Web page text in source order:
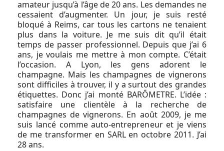
amateur jusqu’à l’âge de 20 ans. Les demandes ne
cessaient d’augmenter. Un jour, je suis resté
bloqué à Reims, car tous les cartons ne tenaient
plus dans la voiture. Je me suis dit qu’il était
temps de passer professionnel. Depuis que j’ai 6
ans, je voulais me mettre à mon compte. C’était
l’occasion. A Lyon, les gens adorent le
champagne. Mais les champagnes de vignerons
sont difficiles à trouver, il y a surtout des grandes
étiquettes. Donc j’ai monté BARÔMETRE. L’idée :
satisfaire une clientèle à la recherche de
champagnes de vignerons. En août 2009, je me
suis lancé comme auto-entrepreneur et je viens
de me transformer en SARL en octobre 2011. J’ai
28 ans.